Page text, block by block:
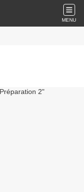
MENU